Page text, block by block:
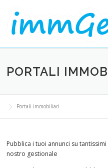
PORTALI
Portali immobiliari
Pubblica i tuoi annunci su
nostro gestionale